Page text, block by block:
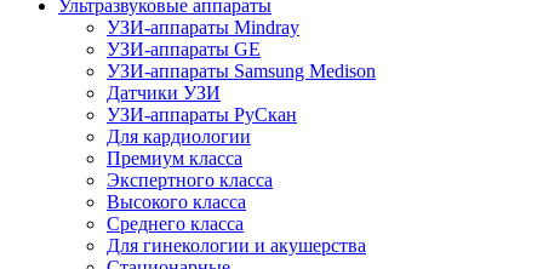
Ультразвуковые аппараты
УЗИ-аппараты Mindray
УЗИ-аппараты GE
УЗИ-аппараты Samsung Medison
Датчики УЗИ
УЗИ-аппараты РуСкан
Для кардиологии
Премиум класса
Экспертного класса
Высокого класса
Среднего класса
Для гинекологии и акушерства